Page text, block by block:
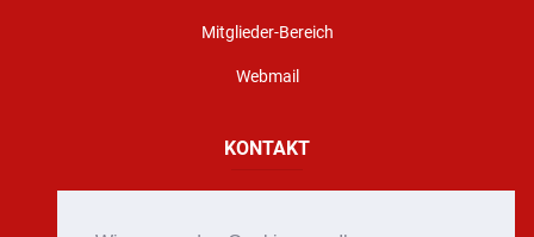
Mitglieder-Bereich
Webmail
KONTAKT